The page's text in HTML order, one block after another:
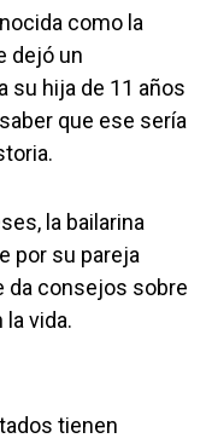
como la
dejó un
su hija de 11 años
que ese sería
la bailarina
por su pareja
da consejos sobre
vida.
tienen